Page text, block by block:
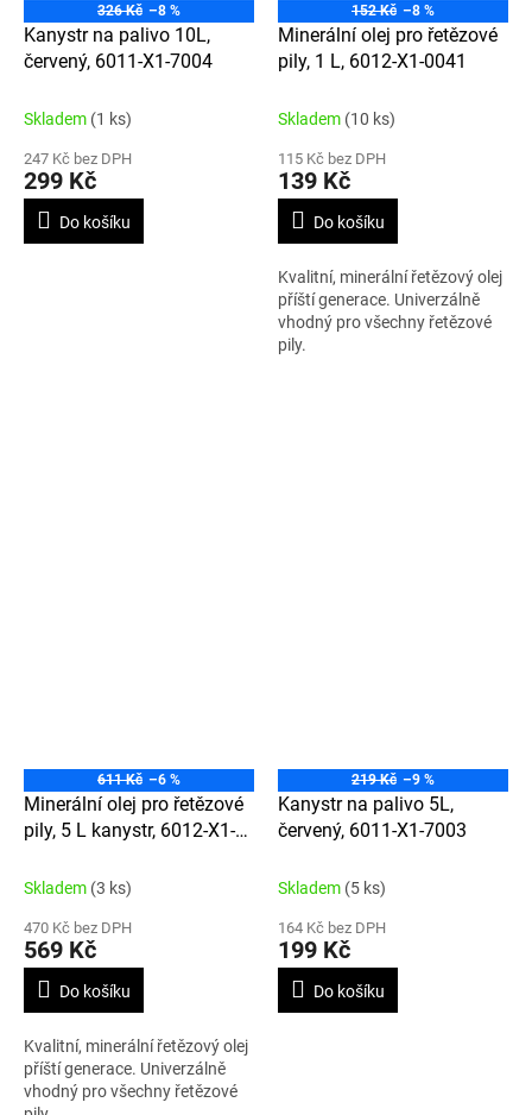
326 Kč –8 %
Kanystr na palivo 10L,
červený, 6011-X1-7004
Skladem (1 ks)
247 Kč bez DPH
299 Kč
Do košíku
152 Kč –8 %
Minerální olej pro řetězové
pily, 1 L, 6012-X1-0041
Skladem (10 ks)
115 Kč bez DPH
139 Kč
Do košíku
Kvalitní, minerální řetězový olej
příští generace. Univerzálně
vhodný pro všechny řetězové
pily.
611 Kč –6 %
Minerální olej pro řetězové
pily, 5 L kanystr, 6012-X1-
Skladem (3 ks)
470 Kč bez DPH
569 Kč
Do košíku
Kvalitní, minerální řetězový olej
příští generace. Univerzálně
vhodný pro všechny řetězové
219 Kč –9 %
Kanystr na palivo 5L,
červený, 6011-X1-7003
Skladem (5 ks)
164 Kč bez DPH
199 Kč
Do košíku